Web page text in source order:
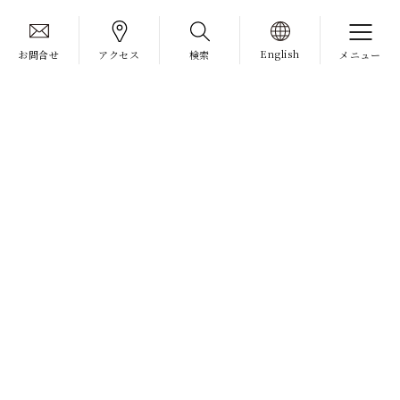
お問合せ アクセス 検索 English メニュー